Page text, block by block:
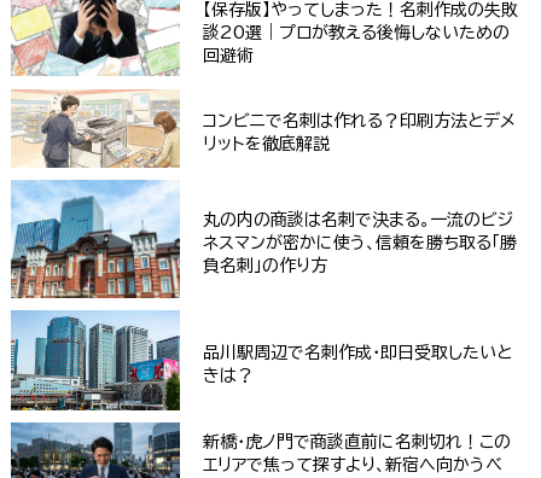
【保存版】やってしまった！名刺作成の失敗
談20選｜プロが教える後悔しないための
回避術
コンビニで名刺は作れる？印刷方法とデメ
リットを徹底解説
丸の内の商談は名刺で決まる。一流のビジ
ネスマンが密かに使う、信頼を勝ち取る「勝
負名刺」の作り方
品川駅周辺で名刺作成・即日受取したいと
きは？
新橋・虎ノ門で商談直前に名刺切れ！この
エリアで焦って探すより、新宿へ向かうべ